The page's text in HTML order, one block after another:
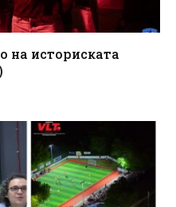
на историската